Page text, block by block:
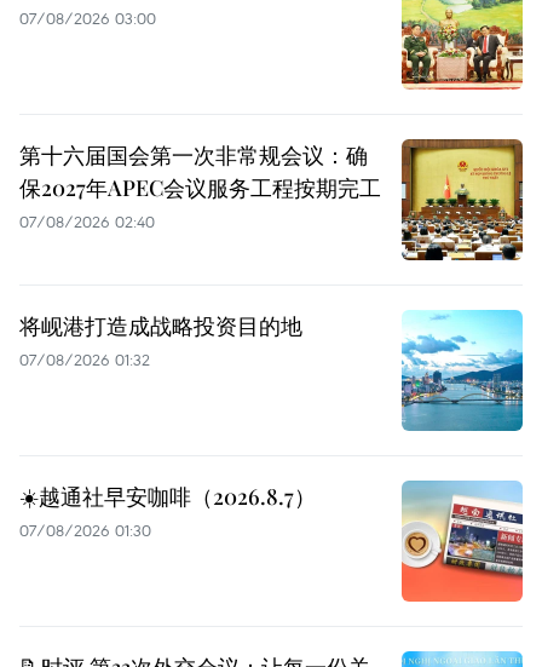
07/08/2026 03:00
第十六届国会第一次非常规会议：确
保2027年APEC会议服务工程按期完工
07/08/2026 02:40
将岘港打造成战略投资目的地
07/08/2026 01:32
☀️越通社早安咖啡（2026.8.7）
07/08/2026 01:30